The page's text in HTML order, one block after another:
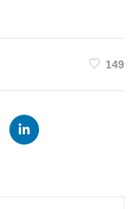
149